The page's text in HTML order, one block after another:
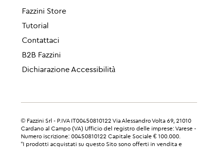
Fazzini Store
Tutorial
Contattaci
B2B Fazzini
Dichiarazione Accessibilità
© Fazzini Srl - P.IVA IT00450810122 Via Alessandro Volta 69, 21010
Cardano al Campo (VA) Ufficio del registro delle imprese: Varese -
Numero iscrizione: 00450810122 Capitale Sociale € 100.000.
“I prodotti acquistati su questo Sito sono offerti in vendita e